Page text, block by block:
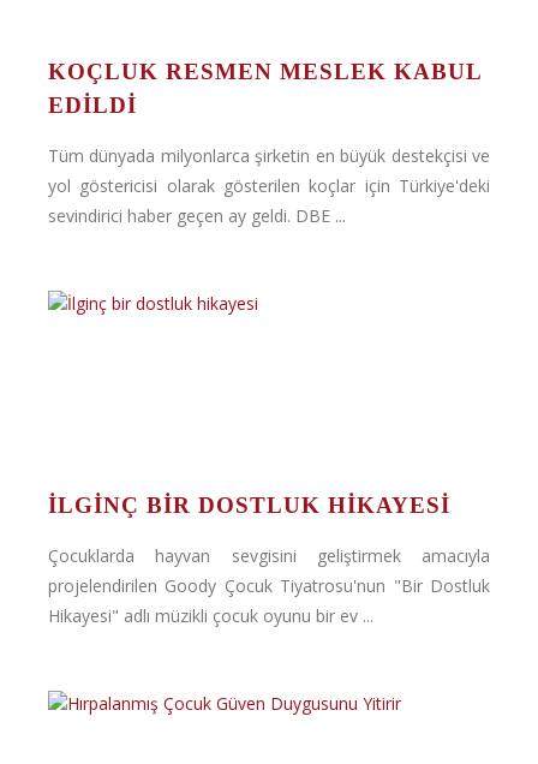
KOÇLUK RESMEN MESLEK KABUL
EDILDI
Tüm dünyada milyonlarca şirketin en büyük destekçisi ve
yol göstericisi olarak gösterilen koçlar için Türkiye'deki
sevindirici haber geçen ay geldi. DBE ...
İLGINÇ BIR DOSTLUK HIKAYESI
Çocuklarda hayvan sevgisini geliştirmek amacıyla
projelendirilen Goody Çocuk Tiyatrosu'nun "Bir Dostluk
Hikayesi" adlı müzikli çocuk oyunu bir ev ...